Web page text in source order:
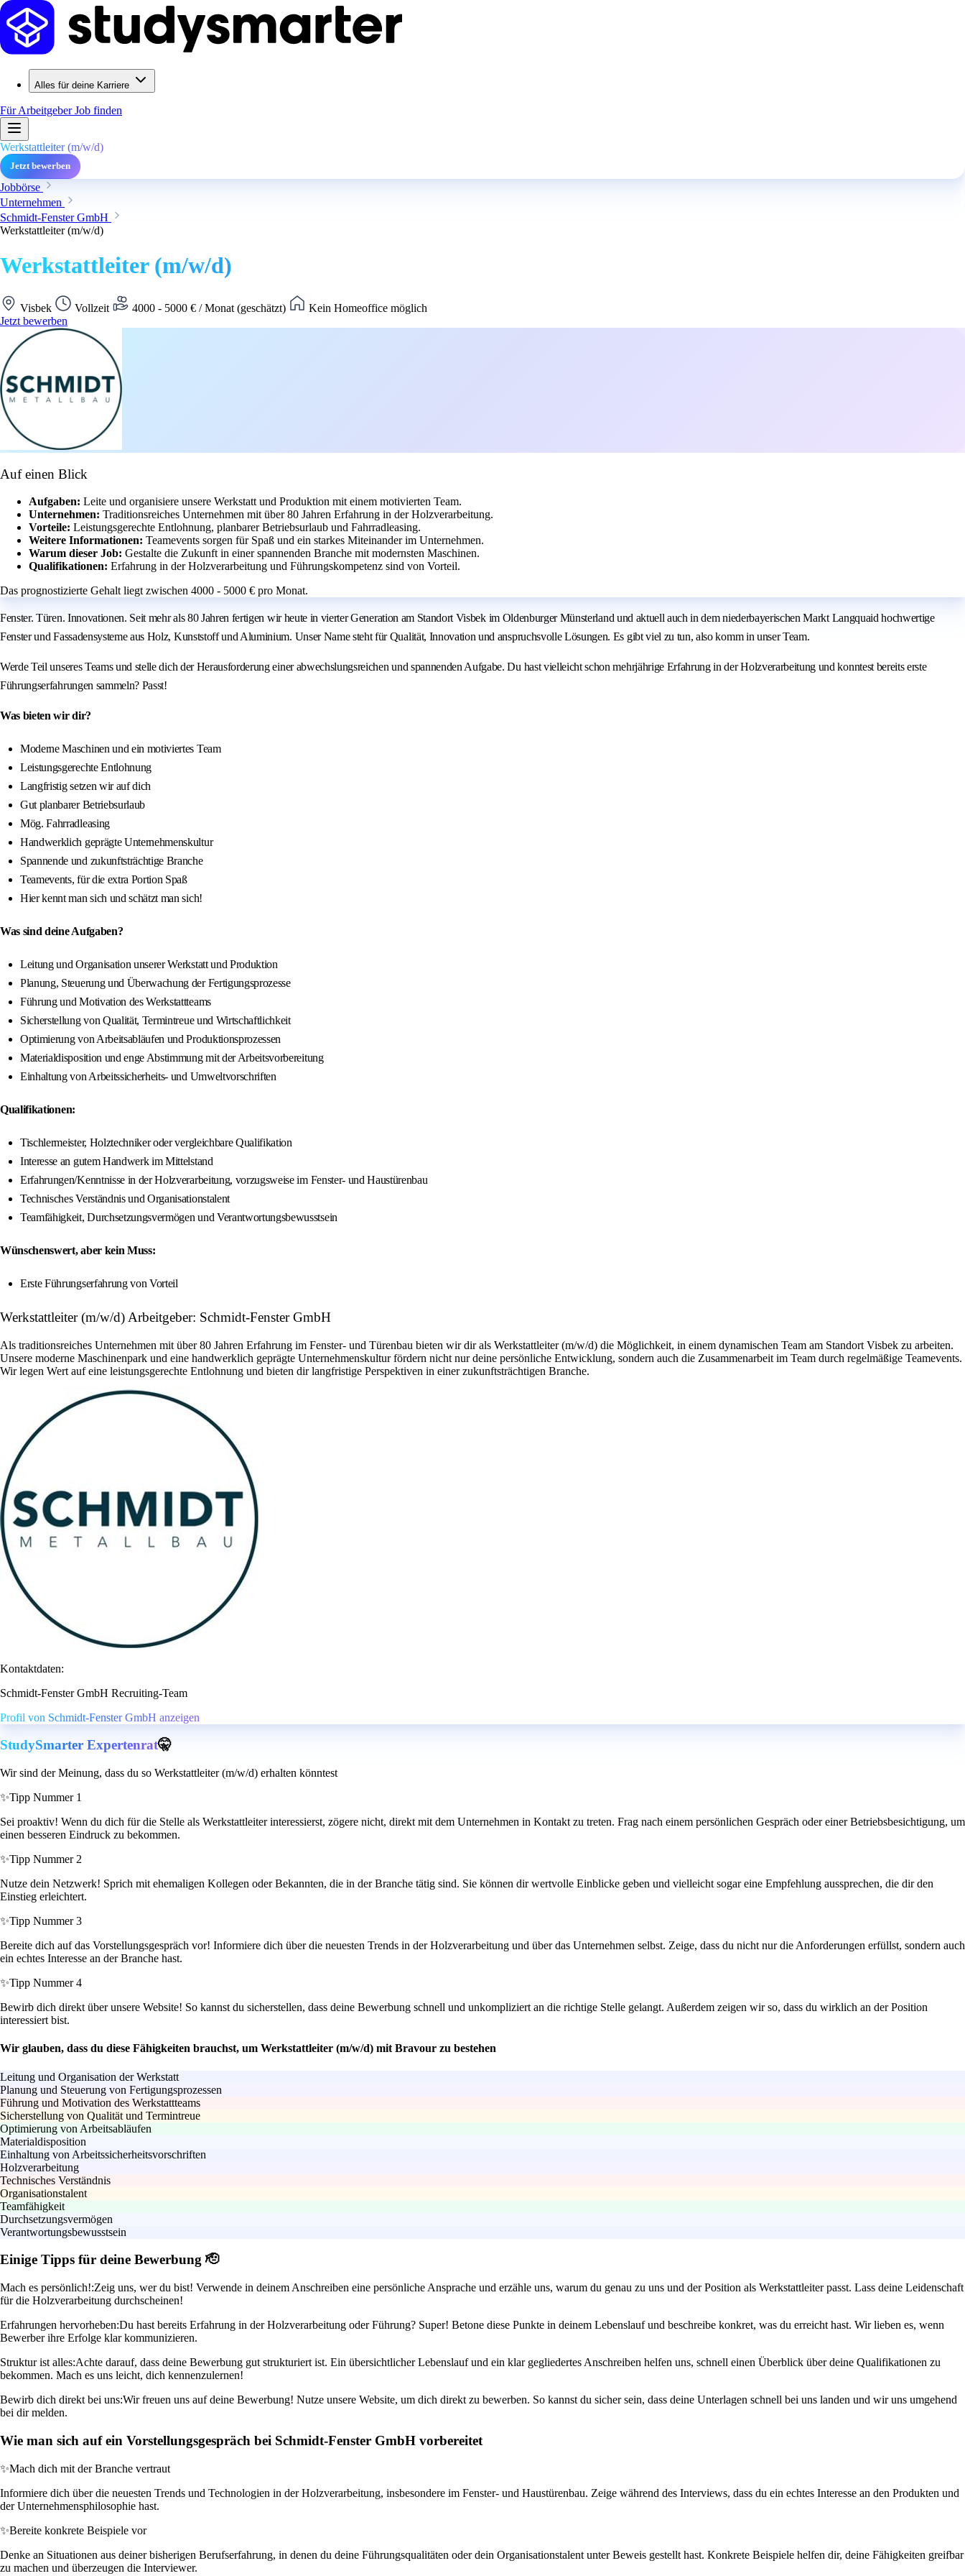
Alles für deine Karriere
Für ArbeitgeberJob finden
Werkstattleiter (m/w/d)
Jetzt bewerben
Jobbörse
Unternehmen
Schmidt-Fenster GmbH
Werkstattleiter (m/w/d)
Werkstattleiter (m/w/d)
Visbek Vollzeit 4000 - 5000 € / Monat (geschätzt)
Kein Homeoffice möglich
Jetzt bewerben
Auf einen Blick
Aufgaben: Leite und organisiere unsere Werkstatt und Produktion mit einem motivierten Team.
Unternehmen: Traditionsreiches Unternehmen mit über 80 Jahren Erfahrung in der Holzverarbeitung.
Vorteile: Leistungsgerechte Entlohnung, planbarer Betriebsurlaub und Fahrradleasing.
Weitere Informationen: Teamevents sorgen für Spaß und ein starkes Miteinander im Unternehmen.
Warum dieser Job: Gestalte die Zukunft in einer spannenden Branche mit modernsten Maschinen.
Qualifikationen: Erfahrung in der Holzverarbeitung und Führungskompetenz sind von Vorteil.
Das prognostizierte Gehalt liegt zwischen 4000 - 5000 € pro Monat.
Fenster. Türen. Innovationen. Seit mehr als 80 Jahren fertigen wir heute in vierter Generation am Standort Visbek im Oldenburger Münsterland und aktuell auch in dem niederbayerischen Markt Langquaid hochwertige
Fenster und Fassadensysteme aus Holz, Kunststoff und Aluminium. Unser Name steht für Qualität, Innovation und anspruchsvolle Lösungen. Es gibt viel zu tun, also komm in unser Team.
Werde Teil unseres Teams und stelle dich der Herausforderung einer abwechslungsreichen und spannenden Aufgabe. Du hast vielleicht schon mehrjährige Erfahrung in der Holzverarbeitung und konntest bereits erste
Führungserfahrungen sammeln? Passt!
Was bieten wir dir?
Moderne Maschinen und ein motiviertes Team
Leistungsgerechte Entlohnung
Langfristig setzen wir auf dich
Gut planbarer Betriebsurlaub
Mög. Fahrradleasing
Handwerklich geprägte Unternehmenskultur
Spannende und zukunftsträchtige Branche
Teamevents, für die extra Portion Spaß
Hier kennt man sich und schätzt man sich!
Was sind deine Aufgaben?
Leitung und Organisation unserer Werkstatt und Produktion
Planung, Steuerung und Überwachung der Fertigungsprozesse
Führung und Motivation des Werkstattteams
Sicherstellung von Qualität, Termintreue und Wirtschaftlichkeit
Optimierung von Arbeitsabläufen und Produktionsprozessen
Materialdisposition und enge Abstimmung mit der Arbeitsvorbereitung
Einhaltung von Arbeitssicherheits- und Umweltvorschriften
Qualifikationen:
Tischlermeister, Holztechniker oder vergleichbare Qualifikation
Interesse an gutem Handwerk im Mittelstand
Erfahrungen/Kenntnisse in der Holzverarbeitung, vorzugsweise im Fenster- und Haustürenbau
Technisches Verständnis und Organisationstalent
Teamfähigkeit, Durchsetzungsvermögen und Verantwortungsbewusstsein
Wünschenswert, aber kein Muss:
Erste Führungserfahrung von Vorteil
Werkstattleiter (m/w/d) Arbeitgeber: Schmidt-Fenster GmbH
Als traditionsreiches Unternehmen mit über 80 Jahren Erfahrung im Fenster- und Türenbau bieten wir dir als Werkstattleiter (m/w/d) die Möglichkeit, in einem dynamischen Team am Standort Visbek zu arbeiten.
Unsere moderne Maschinenpark und eine handwerklich geprägte Unternehmenskultur fördern nicht nur deine persönliche Entwicklung, sondern auch die Zusammenarbeit im Team durch regelmäßige Teamevents.
Wir legen Wert auf eine leistungsgerechte Entlohnung und bieten dir langfristige Perspektiven in einer zukunftsträchtigen Branche.
Kontaktdaten:
Schmidt-Fenster GmbH Recruiting-Team
Profil von Schmidt-Fenster GmbH anzeigen
StudySmarter Expertenrat🤫
Wir sind der Meinung, dass du so Werkstattleiter (m/w/d) erhalten könntest
✨Tipp Nummer 1
Sei proaktiv! Wenn du dich für die Stelle als Werkstattleiter interessierst, zögere nicht, direkt mit dem Unternehmen in Kontakt zu treten. Frag nach einem persönlichen Gespräch oder einer Betriebsbesichtigung, um
einen besseren Eindruck zu bekommen.
✨Tipp Nummer 2
Nutze dein Netzwerk! Sprich mit ehemaligen Kollegen oder Bekannten, die in der Branche tätig sind. Sie können dir wertvolle Einblicke geben und vielleicht sogar eine Empfehlung aussprechen, die dir den
Einstieg erleichtert.
✨Tipp Nummer 3
Bereite dich auf das Vorstellungsgespräch vor! Informiere dich über die neuesten Trends in der Holzverarbeitung und über das Unternehmen selbst. Zeige, dass du nicht nur die Anforderungen erfüllst, sondern auch
ein echtes Interesse an der Branche hast.
✨Tipp Nummer 4
Bewirb dich direkt über unsere Website! So kannst du sicherstellen, dass deine Bewerbung schnell und unkompliziert an die richtige Stelle gelangt. Außerdem zeigen wir so, dass du wirklich an der Position
interessiert bist.
Wir glauben, dass du diese Fähigkeiten brauchst, um Werkstattleiter (m/w/d) mit Bravour zu bestehen
Leitung und Organisation der Werkstatt
Planung und Steuerung von Fertigungsprozessen
Führung und Motivation des Werkstattteams
Sicherstellung von Qualität und Termintreue
Optimierung von Arbeitsabläufen
Materialdisposition
Einhaltung von Arbeitssicherheitsvorschriften
Holzverarbeitung
Technisches Verständnis
Organisationstalent
Teamfähigkeit
Durchsetzungsvermögen
Verantwortungsbewusstsein
Einige Tipps für deine Bewerbung 🫡
Mach es persönlich!:Zeig uns, wer du bist! Verwende in deinem Anschreiben eine persönliche Ansprache und erzähle uns, warum du genau zu uns und der Position als Werkstattleiter passt. Lass deine Leidenschaft
für die Holzverarbeitung durchscheinen!
Erfahrungen hervorheben:Du hast bereits Erfahrung in der Holzverarbeitung oder Führung? Super! Betone diese Punkte in deinem Lebenslauf und beschreibe konkret, was du erreicht hast. Wir lieben es, wenn
Bewerber ihre Erfolge klar kommunizieren.
Struktur ist alles:Achte darauf, dass deine Bewerbung gut strukturiert ist. Ein übersichtlicher Lebenslauf und ein klar gegliedertes Anschreiben helfen uns, schnell einen Überblick über deine Qualifikationen zu
bekommen. Mach es uns leicht, dich kennenzulernen!
Bewirb dich direkt bei uns:Wir freuen uns auf deine Bewerbung! Nutze unsere Website, um dich direkt zu bewerben. So kannst du sicher sein, dass deine Unterlagen schnell bei uns landen und wir uns umgehend
bei dir melden.
Wie man sich auf ein Vorstellungsgespräch bei Schmidt-Fenster GmbH vorbereitet
✨Mach dich mit der Branche vertraut
Informiere dich über die neuesten Trends und Technologien in der Holzverarbeitung, insbesondere im Fenster- und Haustürenbau. Zeige während des Interviews, dass du ein echtes Interesse an den Produkten und
der Unternehmensphilosophie hast.
✨Bereite konkrete Beispiele vor
Denke an Situationen aus deiner bisherigen Berufserfahrung, in denen du deine Führungsqualitäten oder dein Organisationstalent unter Beweis gestellt hast. Konkrete Beispiele helfen dir, deine Fähigkeiten greifbar
zu machen und überzeugen die Interviewer.